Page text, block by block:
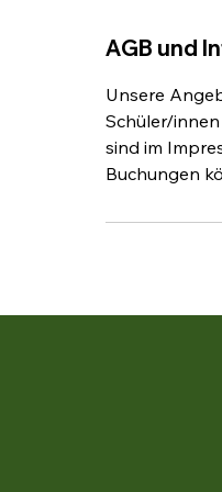
AGB und
Unsere
Schüler/
sind im
Buchungen